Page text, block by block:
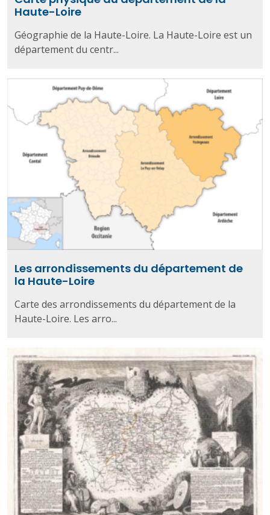
Haute-Loire
Géographie de la Haute-Loire. La Haute-Loire est un
département du centr...
Les arrondissements du département de
la Haute-Loire
Carte des arrondissements du département de la
Haute-Loire. Les arro...